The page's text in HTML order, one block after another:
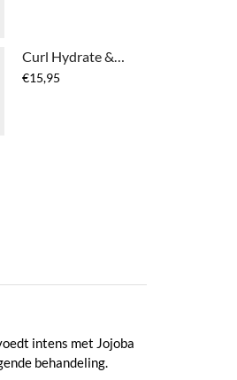
Curl Hydrate & Define Leave-In Conditioner
€15,95
intens met Jojoba
behandeling.